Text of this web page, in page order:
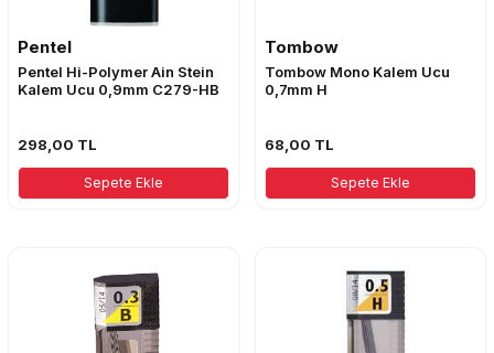
Pentel
Pentel Hi-Polymer Ain Stein
Kalem Ucu 0,9mm C279-HB
298,00 TL
Sepete Ekle
Tombow
Tombow Mono Kalem Ucu
0,7mm H
68,00 TL
Sepete Ekle